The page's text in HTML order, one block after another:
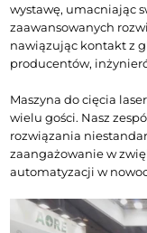
wystawę, umacniając
zaawansowanych
nawiązując kontakt z
producentów,
Maszyna do cięcia
wielu gości. Nasz
rozwiązania
zaangażowanie w
automatyzacji w